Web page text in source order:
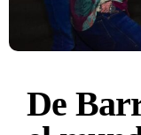
De